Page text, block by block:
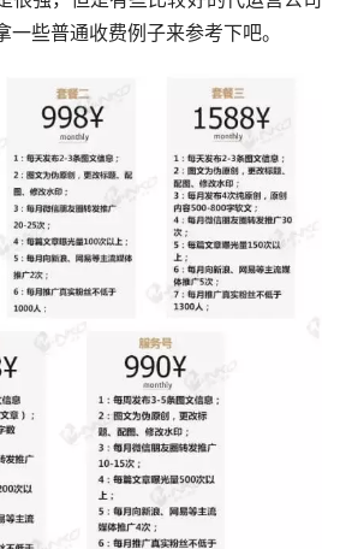
些普通收费例子来参考下吧。